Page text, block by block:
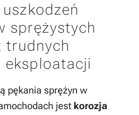
sprężystych
trudnych
eksploatacji
pękania sprężyn w
jest korozja